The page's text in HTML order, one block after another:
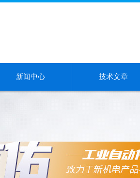
新闻中心 技术文章